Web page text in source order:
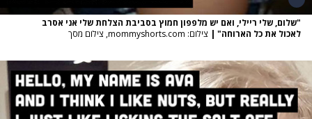
"שלום, שלי ריילי, ואם יש מלפפון חמוץ בסביבת הצלחת שלי אני אסרב
לאכול את כל הארוחה" | צילום: mommyshorts.com, צילום מסך